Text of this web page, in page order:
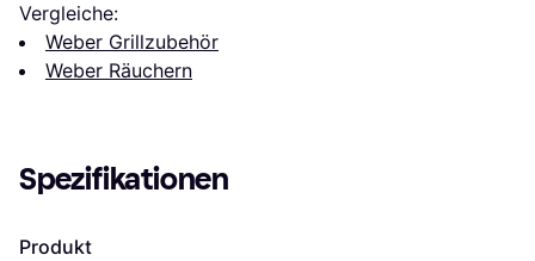
Vergleiche:
Weber Grillzubehör
Weber Räuchern
Spezifikationen
Produkt